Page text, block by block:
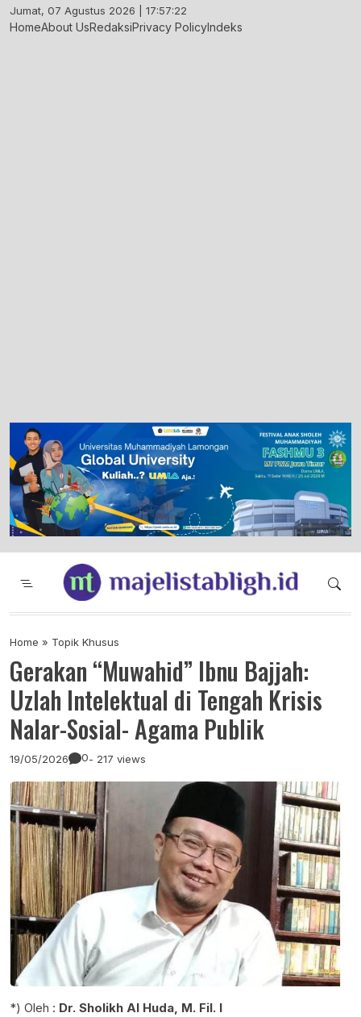
Skip
to
Jumat, 07 Agustus 2026 | 17:57:23
HomeAbout UsRedaksiPrivacy PolicyIndeks
Majelis Tabligh Muhammadiyah
Syiar Dakwah Islam Berkemajuan dan
Home » Topik Khusus
Gerakan “Muwahid” Ibnu Bajjah:
Uzlah Intelektual di Tengah Krisis
Nalar-Sosial- Agama Publik
19/05/2026 0- 217 views
*) Oleh : Dr. Sholikh Al Huda, M. Fil. I